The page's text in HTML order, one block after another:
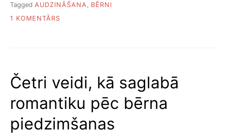
Tagged AUDZINĀŠANA, BĒRNI
1 KOMENTĀRS
BĒRNU
Četri veidi, kā saglabā
romantiku pēc bērna
piedzimšanas